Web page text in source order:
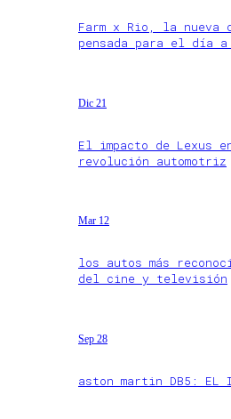
Farm x Rio, la nueva
pensada para el día
Dic 21
El impacto de Lexus
revolución automotriz
Mar 12
los autos más
del cine y televisión
Sep 28
aston martin DB5: EL